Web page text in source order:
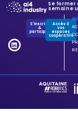
Se former
semaine
S'inscrire
&
participer
Accès à
vos
espaces
coopératifs